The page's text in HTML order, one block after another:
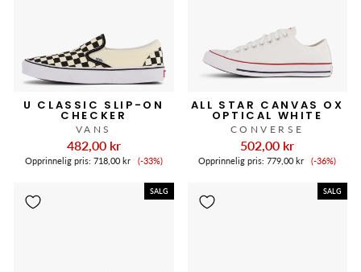
U CLASSIC SLIP-ON
CHECKER
VANS
482,00 kr
Opprinnelig pris: 718,00 kr Salgspris
(-33%)
ALL STAR CANVAS OX
OPTICAL WHITE
CONVERSE
502,00 kr
Opprinnelig pris:779,00 kr Salgspris
(-36%)
SALG SALG